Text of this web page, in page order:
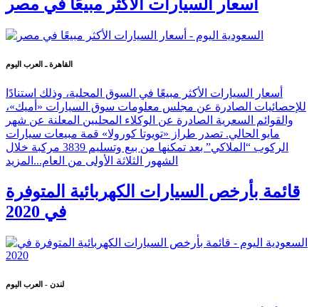
أسعار السيارات الأكثر مبيعًا في مصر
القاهرة ـ العرب اليوم
أسعار السيارات الأكثر مبيعًا في السوق المحلية، وذلك استنادًا
للإحصائيات الصادرة عن مجلس معلومات سوق السيارات «أميك»،
والقوائم السعرية الصادرة عن الوكلاء المحليين المعلنة عن شهر
مايو الحالي. تصدر طراز «تويوتا كورولا» قمة مبيعات سيارات
الركوب “الملاكي” بعد تمكنها من بيع وتسليم 3839 مركبة خلال
الشهور الثلاثة الأولى من العام... المزيد
قائمة بأرخص السيارات الكهربائية المتوفرة
في 2020
لندن - العرب اليوم